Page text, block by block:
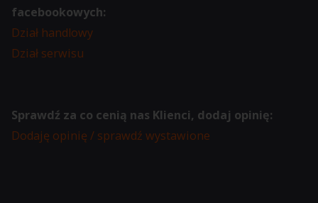
facebookowych:
Dział handlowy
Dział serwisu
Sprawdź za co cenią nas Klienci, dodaj opinię:
Dodaję opinię / sprawdź wystawione